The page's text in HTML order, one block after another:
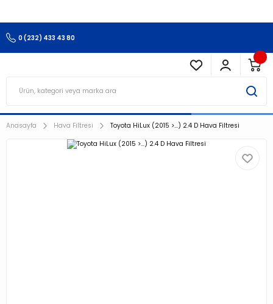
0 (232) 433 43 80
Anasayfa Hava Filtresi Toyota HiLux (2015 >...) 2.4 D Hava Filtresi